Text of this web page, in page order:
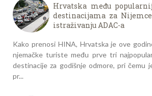
Hrvatska među
destinacijama za
istraživanju ADAC-a
Kako prenosi HINA, Hrvatska je ove
njemačke turiste među prve tri
destinacije za godišnje odmore, pri čemu
pr...